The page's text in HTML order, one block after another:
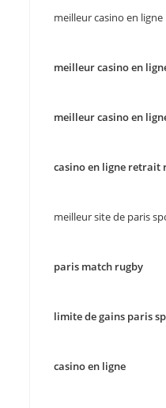
meilleur casino en ligne
meilleur casino en
meilleur casino en
casino en ligne retrait
meilleur site de paris
paris match rugby
limite de gains paris
casino en ligne